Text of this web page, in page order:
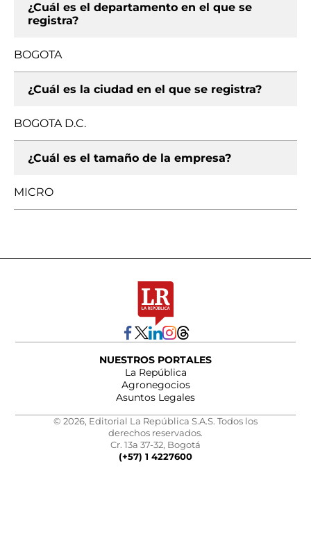
¿Cuál es el departamento en el que se
registra?
BOGOTA
¿Cuál es la ciudad en el que se registra?
BOGOTA D.C.
¿Cuál es el tamaño de la empresa?
MICRO
NUESTROS PORTALES
La República
Agronegocios
Asuntos Legales
© 2026, Editorial La República S.A.S. Todos los
derechos reservados.
Cr. 13a 37-32, Bogotá
(+57) 1 4227600